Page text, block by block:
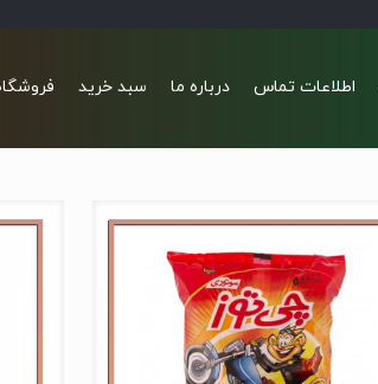
اطلاعات تماس درباره ما سبد خرید